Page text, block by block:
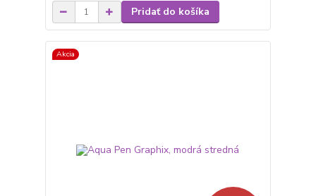
Pridať do košíka
Akcia